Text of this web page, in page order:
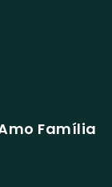
Família